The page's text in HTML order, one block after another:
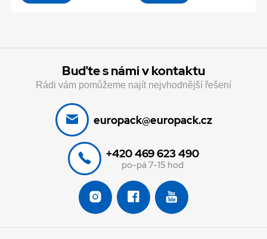
Buďte s námi v kontaktu
Rádi vám pomůžeme najít nejvhodnější řešení
europack@europack.cz
+420 469 623 490
po-pá 7-15 hod